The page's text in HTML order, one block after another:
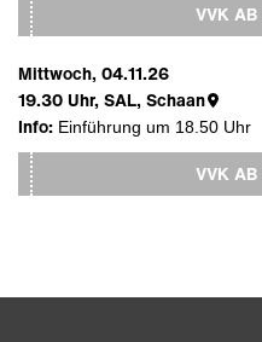
VVK AB
Mittwoch, 04.11.26
19.30 Uhr,SAL, Schaan
Info: Einführung um 18.50 Uhr
VVK AB